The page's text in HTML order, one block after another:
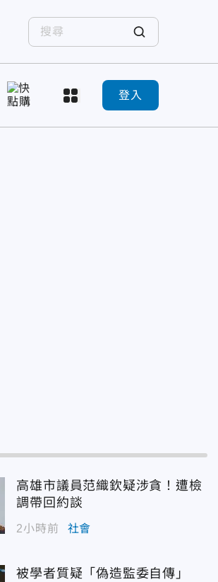
登入
高雄市議員范織欽疑涉貪！遭檢
調帶回約談
2小時前 社會
被學者質疑「偽造監委自傳」